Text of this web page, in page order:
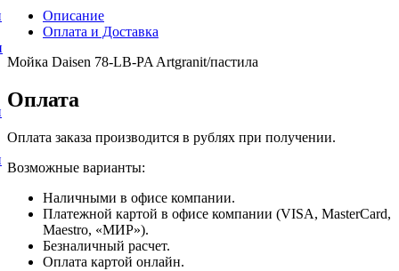
Описание
Оплата и Доставка
Мойка Daisen 78-LB-PA Artgranit/пастила
Оплата
Оплата заказа производится в рублях при получении.
Возможные варианты:
Наличными в офисе компании.
Платежной картой в офисе компании (VISA, MasterCard,
Maestro, «МИР»).
Безналичный расчет.
Оплата картой онлайн.